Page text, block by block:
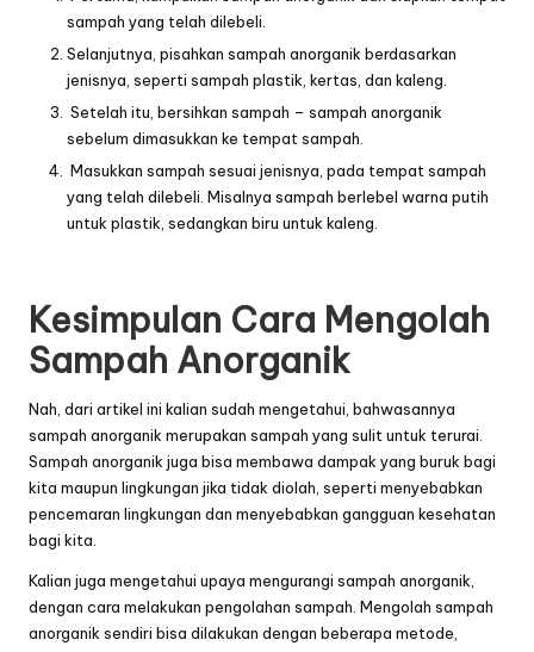
sampah yang telah dilebeli.
Selanjutnya, pisahkan sampah anorganik berdasarkan
jenisnya, seperti sampah plastik, kertas, dan kaleng.
Setelah itu, bersihkan sampah – sampah anorganik
sebelum dimasukkan ke tempat sampah.
Masukkan sampah sesuai jenisnya, pada tempat sampah
yang telah dilebeli. Misalnya sampah berlebel warna putih
untuk plastik, sedangkan biru untuk kaleng.
Kesimpulan Cara Mengolah
Sampah Anorganik
Nah, dari artikel ini kalian sudah mengetahui, bahwasannya
sampah anorganik merupakan sampah yang sulit untuk terurai.
Sampah anorganik juga bisa membawa dampak yang buruk bagi
kita maupun lingkungan jika tidak diolah, seperti menyebabkan
pencemaran lingkungan dan menyebabkan gangguan kesehatan
bagi kita.
Kalian juga mengetahui upaya mengurangi sampah anorganik,
dengan cara melakukan pengolahan sampah. Mengolah sampah
anorganik sendiri bisa dilakukan dengan beberapa metode,